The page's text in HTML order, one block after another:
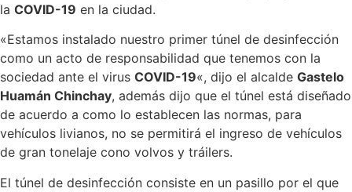
la COVID-19 en la ciudad.
«Estamos instalado nuestro primer túnel de desinfección
como un acto de responsabilidad que tenemos con la
sociedad ante el virus COVID-19«, dijo el alcalde Gastelo
Huamán Chinchay, además dijo que el túnel está diseñado
de acuerdo a como lo establecen las normas, para
vehículos livianos, no se permitirá el ingreso de vehículos
de gran tonelaje cono volvos y tráilers.
El túnel de desinfección consiste en un pasillo por el que